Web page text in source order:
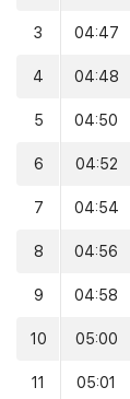
3 04:47
4 04:48
5 04:50
6 04:52
7 04:54
8 04:56
9 04:58
10 05:00
11 05:01